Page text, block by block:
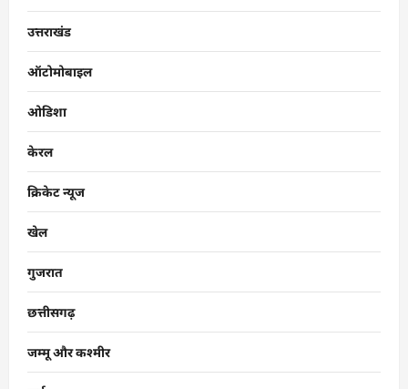
उत्तराखंड
ऑटोमोबाइल
ओडिशा
केरल
क्रिकेट न्यूज
खेल
गुजरात
छत्तीसगढ़
जम्मू और कश्मीर